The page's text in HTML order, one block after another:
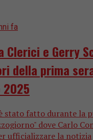
fa
Clerici e Gerry
della prima
2025
stato fatto durante la
dove Carlo
ufficializzare la notizia